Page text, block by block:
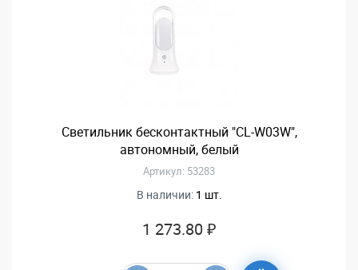
Светильник бесконтактный "CL-W03W",
автономный, белый
Артикул: 53283
В наличии: 1 шт.
1 273.80 ₽